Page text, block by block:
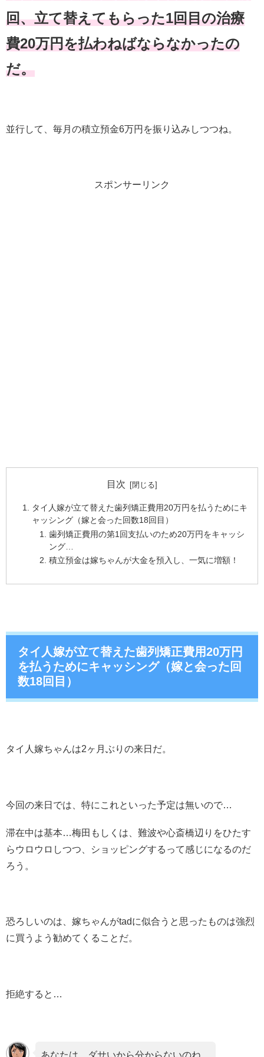
回、立て替えてもらった1回目の治療
費20万円を払わねばならなかったの
だ。
並行して、毎月の積立預金6万円を振り込みしつつね。
スポンサーリンク
目次
タイ人嫁が立て替えた歯列矯正費用20万円を払うためにキ
ャッシング（嫁と会った回数18回目）
歯列矯正費用の第1回支払いのため20万円をキャッシ
ング…
積立預金は嫁ちゃんが大金を預入し、一気に増額！
タイ人嫁が立て替えた歯列矯正費用20万円
を払うためにキャッシング（嫁と会った回
数18回目）
タイ人嫁ちゃんは2ヶ月ぶりの来日だ。
今回の来日では、特にこれといった予定は無いので…
滞在中は基本…梅田もしくは、難波や心斎橋辺りをひたす
らウロウロしつつ、ショッピングするって感じになるのだ
ろう。
恐ろしいのは、嫁ちゃんがtadに似合うと思ったものは強烈
に買うよう勧めてくることだ。
拒絶すると…
あなたは、ダサいから分からないのね。